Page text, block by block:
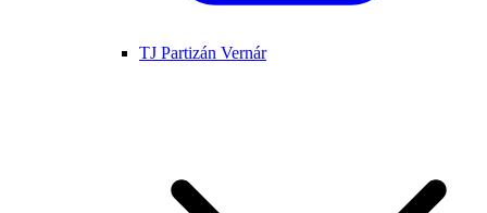
TJ Partizán Vernár